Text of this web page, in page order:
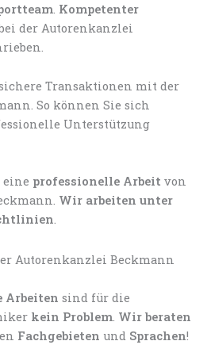
. Kompetenter
der Autorenkanzlei
eine professionelle Arbeit von
Wir arbeiten unter
.
Arbeiten sind für die
kein Problem. Wir beraten
Fachgebieten und Sprachen!